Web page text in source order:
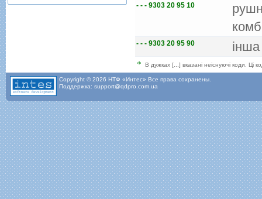
- - - 9303 20 95 10
- - - 9303 20 95 90 iнша
В дужках [...] вказані неіснуючі коди. Ці
Copyright © 2026 НТФ «Интес» Все права сохранены.
Поддержка: support@qdpro.com.ua